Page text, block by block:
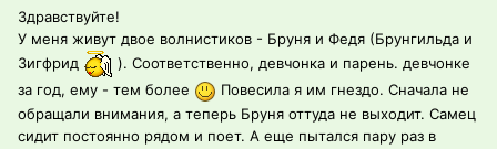
Здравствуйте!
У меня живут двое волнистиков - Бруня и Федя (Брунгильда и
Зигфрид
). Соответственно, девчонка и парень. девчонке
за год, ему - тем более
Повесила я им гнездо. Сначала не
обращали внимания, а теперь Бруня оттуда не выходит. Самец
сидит постоянно рядом и поет. А еще пытался пару раз в